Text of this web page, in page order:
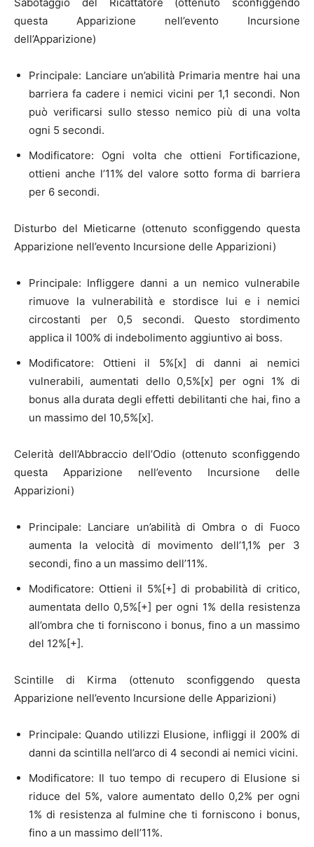
questa Apparizione nell’evento Incursione
dell’Apparizione)
Principale: Lanciare un’abilità Primaria mentre hai una
barriera fa cadere i nemici vicini per 1,1 secondi. Non
può verificarsi sullo stesso nemico più di una volta
ogni 5 secondi.
Modificatore: Ogni volta che ottieni Fortificazione,
ottieni anche l’11% del valore sotto forma di barriera
per 6 secondi.
Disturbo del Mieticarne (ottenuto sconfiggendo questa
Apparizione nell’evento Incursione delle Apparizioni)
Principale: Infliggere danni a un nemico vulnerabile
rimuove la vulnerabilità e stordisce lui e i nemici
circostanti per 0,5 secondi. Questo stordimento
applica il 100% di indebolimento aggiuntivo ai boss.
Modificatore: Ottieni il 5%[x] di danni ai nemici
vulnerabili, aumentati dello 0,5%[x] per ogni 1% di
bonus alla durata degli effetti debilitanti che hai, fino a
un massimo del 10,5%[x].
Celerità dell’Abbraccio dell’Odio (ottenuto sconfiggendo
questa Apparizione nell’evento Incursione delle
Apparizioni)
Principale: Lanciare un’abilità di Ombra o di Fuoco
aumenta la velocità di movimento dell’1,1% per 3
secondi, fino a un massimo dell’11%.
Modificatore: Ottieni il 5%[+] di probabilità di critico,
aumentata dello 0,5%[+] per ogni 1% della resistenza
all’ombra che ti forniscono i bonus, fino a un massimo
del 12%[+].
Scintille di Kirma (ottenuto sconfiggendo questa
Apparizione nell’evento Incursione delle Apparizioni)
Principale: Quando utilizzi Elusione, infliggi il 200% di
danni da scintilla nell’arco di 4 secondi ai nemici vicini.
Modificatore: Il tuo tempo di recupero di Elusione si
riduce del 5%, valore aumentato dello 0,2% per ogni
1% di resistenza al fulmine che ti forniscono i bonus,
fino a un massimo dell’11%.